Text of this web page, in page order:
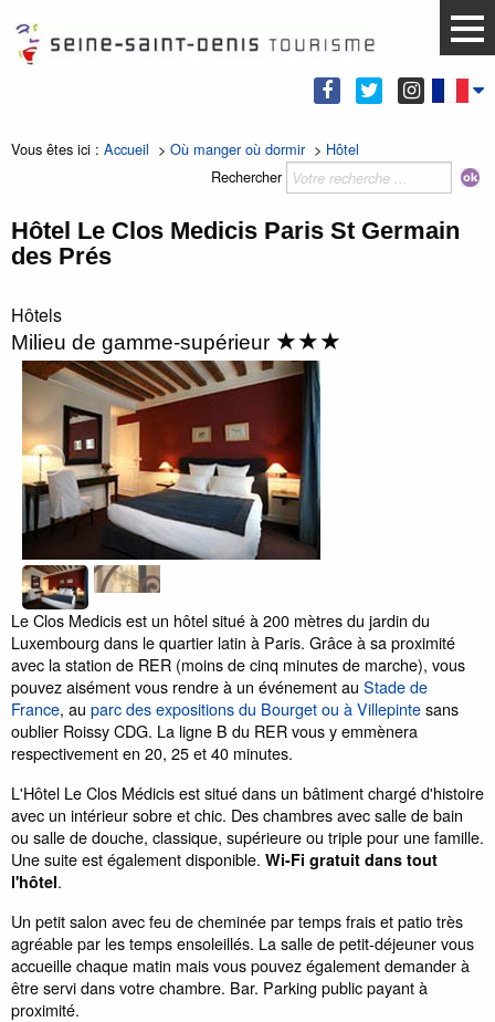
Vous êtes ici : Accueil > Où manger où dormir> Hôtel
Rechercher
Hôtel Le Clos Medicis Paris St Germain
des Prés
Hôtels
Milieu de gamme-supérieur ★★★
Le Clos Medicis est un hôtel situé à 200 mètres du jardin du
Luxembourg dans le quartier latin à Paris. Grâce à sa proximité
avec la station de RER (moins de cinq minutes de marche), vous
pouvez aisément vous rendre à un événement au Stade de
France, au parc des expositions du Bourget ou à Villepintesans
oublier Roissy CDG. La ligne B du RER vous y emmènera
respectivement en 20, 25 et 40 minutes.
L'Hôtel Le Clos Médicis est situé dans un bâtiment chargé d'histoire
avec un intérieur sobre et chic. Des chambres avec salle de bain
ou salle de douche, classique, supérieure ou triple pour une famille.
Une suite est également disponible. Wi-Fi gratuit dans tout
l'hôtel.
Un petit salon avec feu de cheminée par temps frais et patio très
agréable par les temps ensoleillés. La salle de petit-déjeuner vous
accueille chaque matin mais vous pouvez également demander à
être servi dans votre chambre. Bar. Parking public payant à
proximité.